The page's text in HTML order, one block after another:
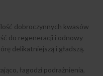
dobroczynnych kwasów
do regeneracji i odnowy
delikatniejszą i gładszą.
łagodzi podrażnienia,